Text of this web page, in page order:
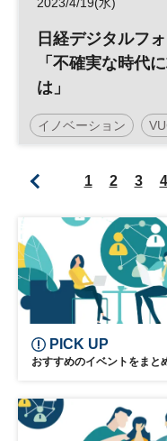
日経デジタルフ
「不確実な時代
は」
イノベーション
1 2 3 4
PICK UP
おすすめのイベントをまと